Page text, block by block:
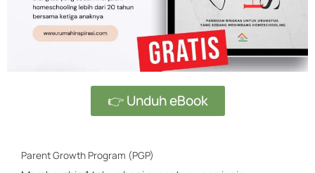
👉 Unduh eBook
Parent Growth Program (PGP)